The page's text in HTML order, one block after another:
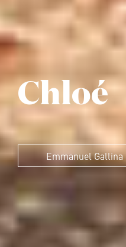
Chloé
Emmanuel Gallina